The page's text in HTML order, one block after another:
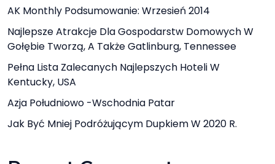
AK Monthly Podsumowanie: Wrzesień 2014
Najlepsze Atrakcje Dla Gospodarstw Domowych W
Gołębie Tworzą, A Także Gatlinburg, Tennessee
Pełna Lista Zalecanych Najlepszych Hoteli W
Kentucky, USA
Azja Południowo -Wschodnia Patar
Jak Być Mniej Podróżującym Dupkiem W 2020 R.